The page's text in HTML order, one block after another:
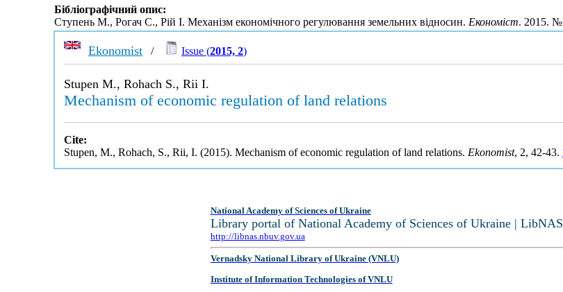
Бібліографічний опис:
Ступень М., Рогач С., Рій І. Механізм економічного регулювання земельних відносин. Економіст. 2015.
Ekonomist/ Issue (2015, 2)
Stupen M., Rohach S., Rii I.
Mechanism of economic regulation of land relations
Cite:
Stupen, M., Rohach, S., Rii, I. (2015). Mechanism of economic regulation of land relations. Ekonomist, 2, 42-43.
National Academy of Sciences of Ukraine
Library portal of National Academy of Sciences of Ukraine | LibNAS
http://libnas.nbuv.gov.ua
Vernadsky National Library of Ukraine (VNLU)
Institute of Information Technologies of VNLU